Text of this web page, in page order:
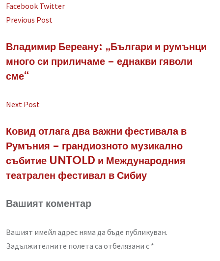
Facebook TwitterLinkedIn
Whatsapp
Share
Previous Post
Владимир Береану: „Българи и румънци
много си приличаме – еднакви гяволи
сме“
Next Post
Ковид отлага два важни фестивала в
Румъния – грандиозното музикално
събитие UNTOLD и Международния
театрален фестивал в Сибиу
Вашият коментар
Вашият имейл адрес няма да бъде публикуван.
Задължителните полета са отбелязани с *